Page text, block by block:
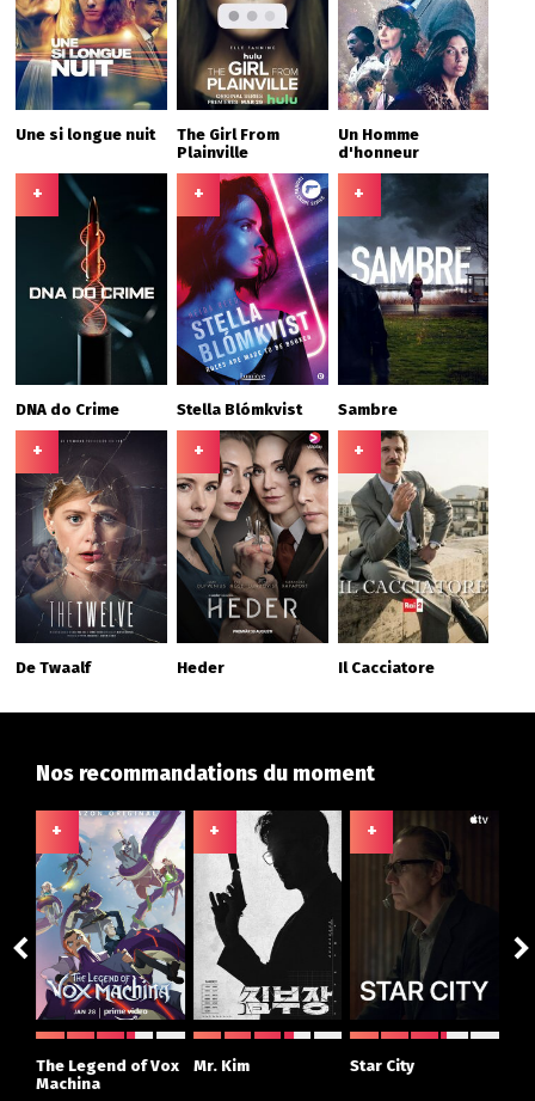
Une si longue nuit
The Girl From
Plainville
Un Homme
d'honneur
+
DNA do Crime
+
Stella Blómkvist
+
Sambre
+
De Twaalf
+
Heder
+
Il Cacciatore
Nos recommandations du moment
+
The Legend of Vox
Machina
+
Mr. Kim
+
Star City